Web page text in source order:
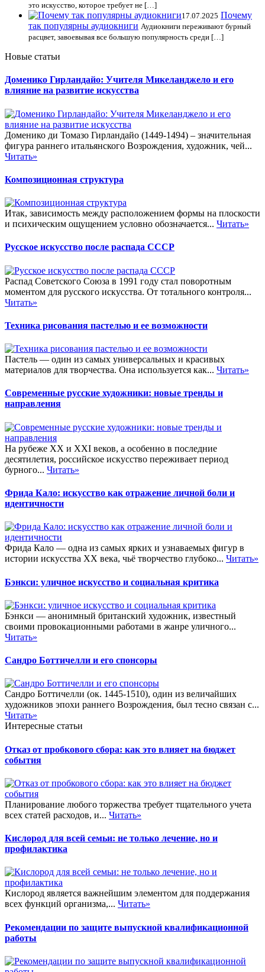
это искусство, которое требует не […]
17.07.2025 Почему
так популярны аудиокниги Аудиокниги переживают бурный
расцвет, завоевывая все большую популярность среди […]
Новые статьи
Доменико Гирландайо: Учителя Микеланджело и его
влияние на развитие искусства
Доменико ди Томазо Гирландайо (1449-1494) – значительная
фигура раннего итальянского Возрождения, художник, чей...
Читать»
Композиционная структура
Итак, зависимость между расположением формы на плоскости
и психическим ощущением условно обозначается... Читать»
Русское искусство после распада СССР
Распад Советского Союза в 1991 году стал поворотным
моментом для русского искусства. От тотального контроля...
Читать»
Техника рисования пастелью и ее возможности
Пастель — один из самых универсальных и красивых
материалов для творчества. Она используется как... Читать»
Современные русские художники: новые тренды и
направления
На рубеже XX и XXI веков, а особенно в последние
десятилетия, российское искусство переживает период
бурного... Читать»
Фрида Кало: искусство как отражение личной боли и
идентичности
Фрида Кало — одна из самых ярких и узнаваемых фигур в
истории искусства XX века, чьё творчество глубоко... Читать»
Бэнкси: уличное искусство и социальная критика
Бэнкси — анонимный британский художник, известный
своими провокационными работами в жанре уличного...
Читать»
Сандро Боттичелли и его спонсоры
Сандро Боттичелли (ок. 1445-1510), один из величайших
художников эпохи раннего Возрождения, был тесно связан с...
Читать»
Интересные статьи
Отказ от пробкового сбора: как это влияет на бюджет
события
Планирование любого торжества требует тщательного учета
всех статей расходов, и... Читать»
Кислород для всей семьи: не только лечение, но и
профилактика
Кислород является важнейшим элементом для поддержания
всех функций организма,... Читать»
Рекомендации по защите выпускной квалификационной
работы